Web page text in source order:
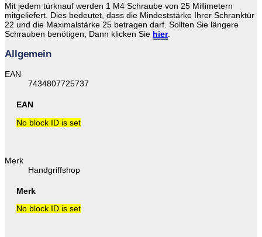
Mit jedem türknauf werden 1 M4 Schraube von 25 Millimetern
mitgeliefert. Dies bedeutet, dass die Mindeststärke Ihrer Schranktür
22 und die Maximalstärke 25 betragen darf. Sollten Sie längere
Schrauben benötigen; Dann klicken Sie hier.
Allgemein
EAN
7434807725737
EAN
No block ID is set
Merk
Handgriffshop
Merk
No block ID is set